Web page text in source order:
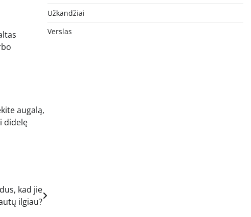
augalą,
didelę
kad jie
ilgiau?
Užkandžiai
Verslas